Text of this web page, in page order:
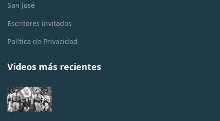
San José
Escritores invitados
Política de Privacidad
Videos más recientes